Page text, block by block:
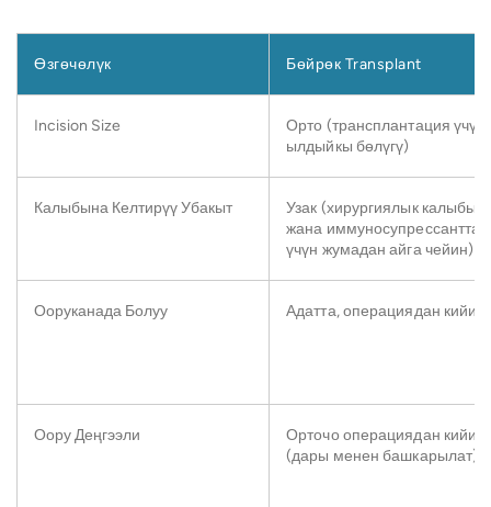
Өзгөчөлүк Бөйрөк Transplant
Incision Size
Орто (трансплантация үчүн
ылдыйкы бөлүгү)
Калыбына Келтирүү Убакыт
Узак (хирургиялык
жана
үчүн жумадан айга чейин)
Ооруканада Болуу Адатта, операциядан
Оору Деңгээли
Орточо операциядан
(дары менен башкарылат)